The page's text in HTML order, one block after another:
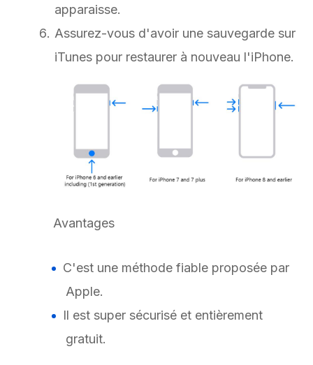
apparaisse.
Assurez-vous d'avoir une sauvegarde sur
iTunes pour restaurer à nouveau l'iPhone.
Avantages
C'est une méthode fiable proposée par
Apple.
Il est super sécurisé et entièrement
gratuit.